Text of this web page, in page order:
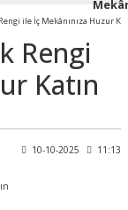
ile İç Mekânınıza Huzur
Rengi
Katın
10-10-2025 11:13